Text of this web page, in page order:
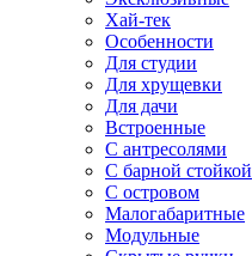
Хай-тек
Особенности
Для студии
Для хрущевки
Для дачи
Встроенные
С антресолями
С барной стойкой
С островом
Малогабаритные
Модульные